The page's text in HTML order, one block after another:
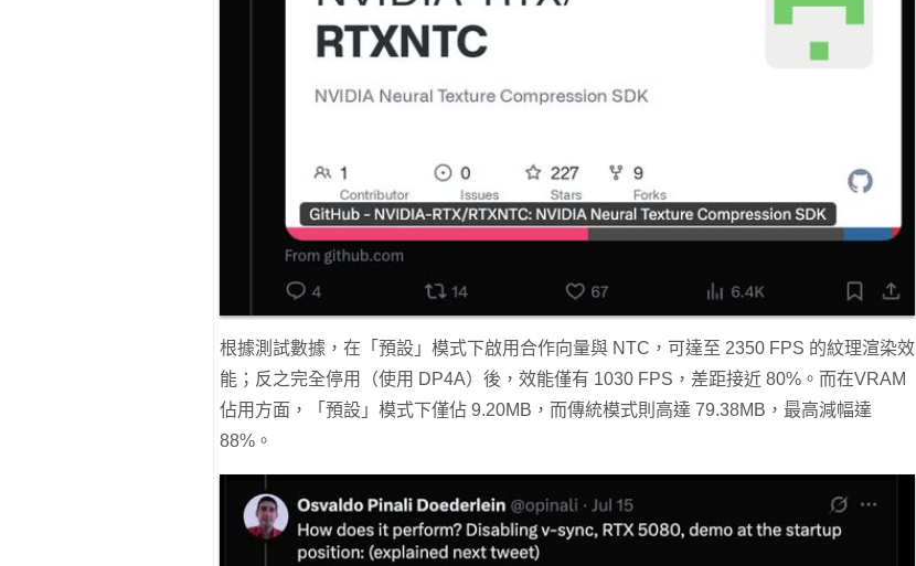
根據測試數據，在「預設」模式下啟用合作向量與 NTC，可達至 2350 FPS 的紋理渲染效
能；反之完全停用（使用 DP4A）後，效能僅有 1030 FPS，差距接近 80%。而在VRAM
佔用方面，「預設」模式下僅佔 9.20MB，而傳統模式則高達 79.38MB，最高減幅達
88%。